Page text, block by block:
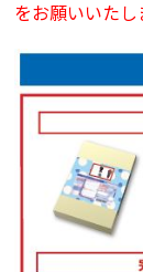
をお願いいたし